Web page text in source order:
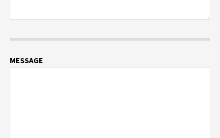
MESSAGE